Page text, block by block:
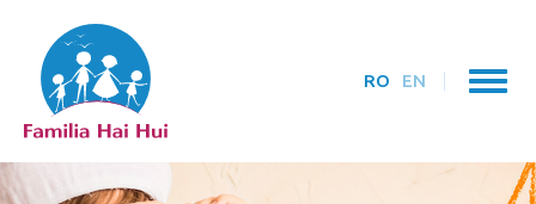
RO EN